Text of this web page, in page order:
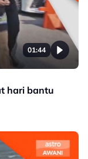
01:44
hari bantu